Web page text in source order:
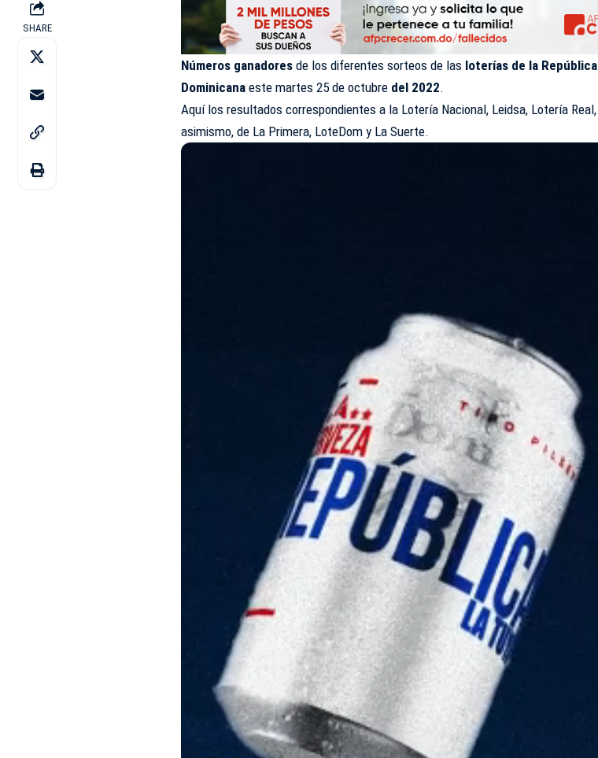
SHARE
Números ganadoresde los diferentes sorteos de las loterías de la República
Dominicana este martes 25 de octubre del 2022.
Aquí los resultados correspondientes a la Lotería Nacional, Leidsa, Lotería
asimismo, de La Primera, LoteDom y La Suerte.